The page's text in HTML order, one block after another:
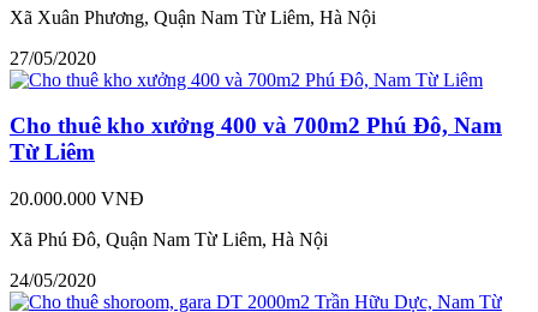
Xã Xuân Phương, Quận Nam Từ Liêm, Hà Nội
27/05/2020
Cho thuê kho xưởng 400 và 700m2 Phú Đô, Nam
Từ Liêm
20.000.000 VNĐ
Xã Phú Đô, Quận Nam Từ Liêm, Hà Nội
24/05/2020